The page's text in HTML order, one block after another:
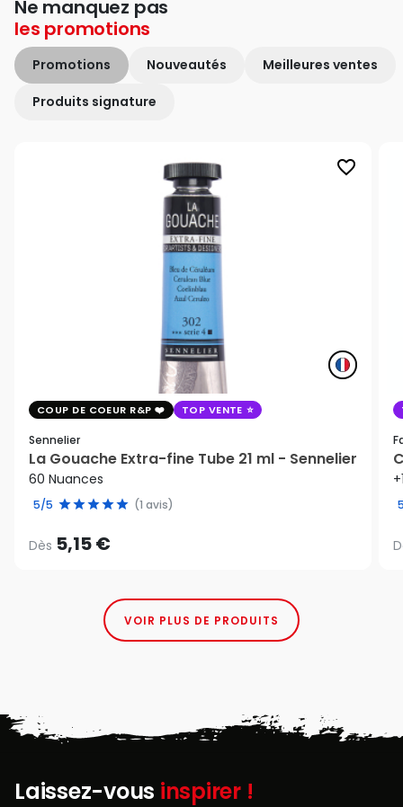
Ne manquez pas
les promotions
Promotions Nouveautés Meilleures ventes
Produits signature
favorite_border
COUP DE COEUR R&P TOP VENTE
Sennelier
La Gouache Extra-fine Tube 21 ml - Sennelier
60 Nuances
5/5 (1 avis)
Dès 5,15 €
VOIR PLUS DE PRODUITS
Laissez-vous inspirer !